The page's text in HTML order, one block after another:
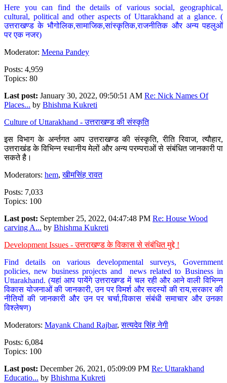
Here you can find the details of various social, geographical,
cultural, political and other aspects of Uttarakhand at a glance. (
उत्तराखण्ड के भौगोलिक,सामाजिक,सांस्कृतिक,राजनीतिक और अन्य पहलुओं
पर एक नजर)
Moderator: Meena Pandey
Posts: 4,959
Topics: 80
Last post: January 30, 2022, 09:50:51 AM Re: Nick Names Of
Places... by Bhishma Kukreti
Culture of Uttarakhand - उत्तराखण्ड की संस्कृति
इस विभाग के अर्न्तगत आप उत्तराखण्ड की संस्कृति, रीति रिवाज, त्यौहार,
उत्तराखंड के विभिन्न स्थानीय मेलों और अन्य परम्पराओं से संबंधित जानकारी पा
सकते है।
Moderators: hem,खीमसिंह रावत
Posts: 7,033
Topics: 100
Last post: September 25, 2022, 04:47:48 PM Re: House Wood
carving A... by Bhishma Kukreti
Development Issues - उत्तराखण्ड के विकास से संबंधित मुद्दे !
Find details on various developmental surveys, Government
policies, new business projects and news related to Business in
Uttarakhand. (यहां आप पायेंगे उत्तराखण्ड में चल रही और आने वाली विभिन्न
विकास योजनाओं की जानकारी, उन पर विमर्श और सदस्यों की राय,सरकार की
नीतियों की जानकारी और उन पर चर्चा,विकास संबंधी समाचार और उनका
विश्लेषण)
Moderators: Mayank Chand Rajbar,सत्यदेव सिंह नेगी
Posts: 6,084
Topics: 100
Last post: December 26, 2021, 05:09:09 PM Re: Uttarakhand
Educatio... by Bhishma Kukreti